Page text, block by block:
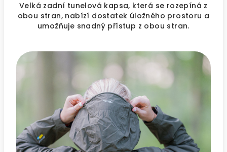
Velká zadní tunelová kapsa, která se rozepíná z
obou stran, nabízí dostatek úložného prostoru a
umožňuje snadný přístup z obou stran.